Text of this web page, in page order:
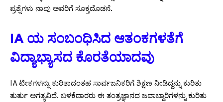
ಪ್ರಶ್ನೆಗಳು ನಾವು ಅವರಿಗೆ ಸೂಕ್ತದೊಡನೆ.
IA ಯ ಸಂಬಂಧಿಸಿದ ಆತಂಕಗಳತೆಗೆ
ವಿದ್ಯಾಭ್ಯಾಸದ ಕೊರತೆಯಾದವು
IA ಟೀಕಗಳನ್ನು ಕುರಿತಾದಂತಹ ಸಾರ್ವಜನಿಕರಿಗೆ ಶಿಕ್ಷಣ ನೀಡಿದ್ದನ್ನು ಕುರಿತು
ತುರ್ತು ಅಗತ್ಯವಿದೆ. ಬಳಕೆದಾರರು ಈ ತಂತ್ರಜ್ಞಾನದ ಜವಾಬ್ದಾರಿಗಳನ್ನು ಕುರಿತು